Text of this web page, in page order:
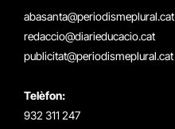
abasanta@periodismeplural.cat
redaccio@diarieducacio.cat
publicitat@periodismeplural.cat
Telèfon:
932 311 247